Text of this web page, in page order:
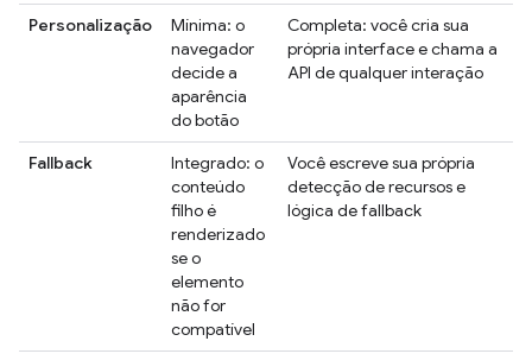
Personalização
Mínima: o
navegador
decide a
aparência
do botão
Completa: você cria sua
própria interface e chama a
API de qualquer interação
Fallback
Integrado: o
conteúdo
filho é
renderizado
se o
elemento
não for
compatível
Você escreve sua própria
detecção de recursos e
lógica de fallback